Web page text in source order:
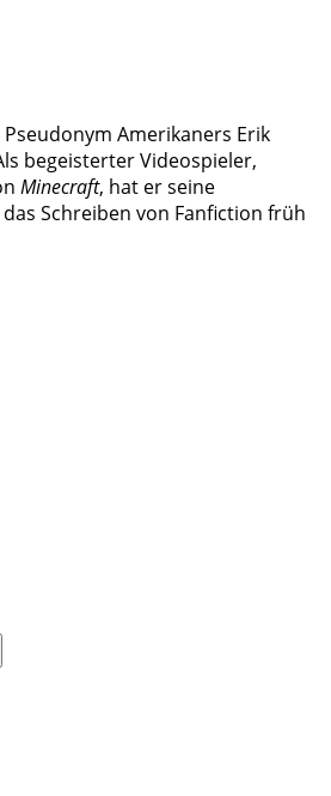
Pseudonym Amerikaners Erik
begeisterter Videospieler,
Minecraft, hat er seine
Schreiben von Fanfiction früh